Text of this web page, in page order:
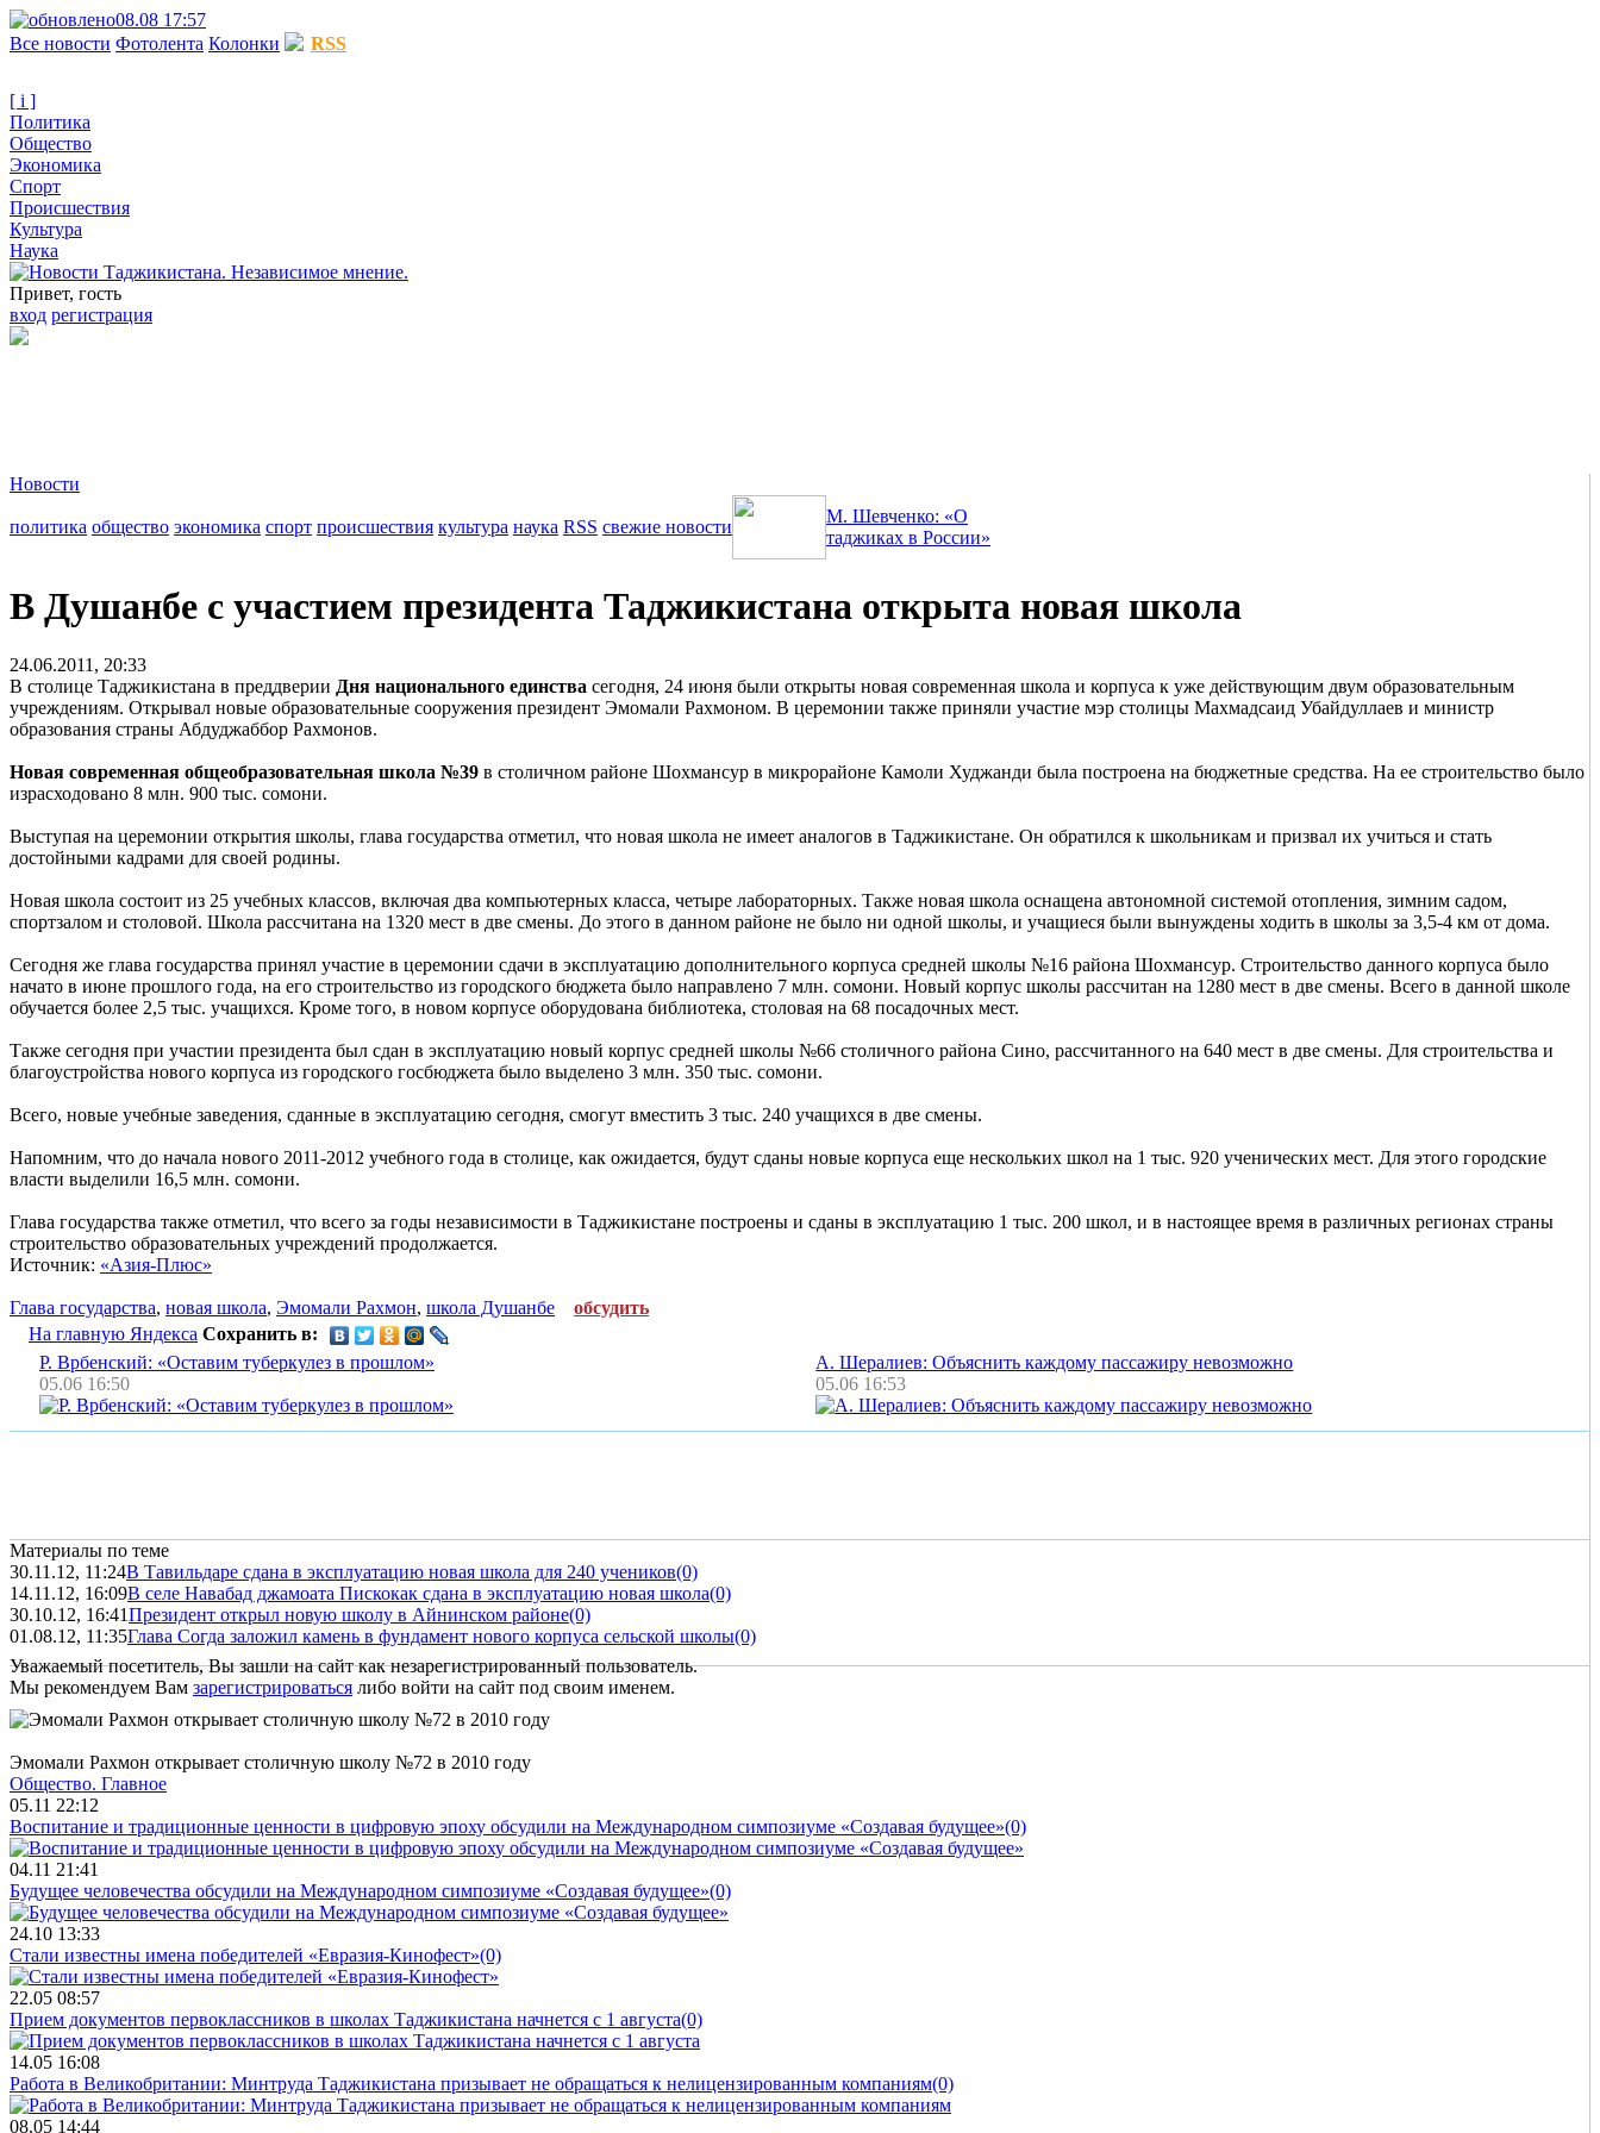
08.08 17:57
Все новости Фотолента Колонки RSS
[ i ]
Политика
Общество
Экономика
Спорт
Происшествия
Культура
Наука
Привет, гость
вход регистрация
Новости
политика общество экономика спорт происшествия культура наука RSS свежие новости
М. Шевченко: «О
таджиках в России»
В Душанбе с участием президента Таджикистана открыта новая школа
24.06.2011, 20:33
В столице Таджикистана в преддверии Дня национального единства сегодня, 24 июня были открыты новая современная школа и корпуса к уже действующим двум образовательным
учреждениям. Открывал новые образовательные сооружения президент Эмомали Рахмоном. В церемонии также приняли участие мэр столицы Махмадсаид Убайдуллаев и министр
образования страны Абдуджаббор Рахмонов.
Новая современная общеобразовательная школа №39 в столичном районе Шохмансур в микрорайоне Камоли Худжанди была построена на бюджетные средства. На ее строительство было
израсходовано 8 млн. 900 тыс. сомони.
Выступая на церемонии открытия школы, глава государства отметил, что новая школа не имеет аналогов в Таджикистане. Он обратился к школьникам и призвал их учиться и стать
достойными кадрами для своей родины.
Новая школа состоит из 25 учебных классов, включая два компьютерных класса, четыре лабораторных. Также новая школа оснащена автономной системой отопления, зимним садом,
спортзалом и столовой. Школа рассчитана на 1320 мест в две смены. До этого в данном районе не было ни одной школы, и учащиеся были вынуждены ходить в школы за 3,5-4 км от дома.
Сегодня же глава государства принял участие в церемонии сдачи в эксплуатацию дополнительного корпуса средней школы №16 района Шохмансур. Строительство данного корпуса было
начато в июне прошлого года, на его строительство из городского бюджета было направлено 7 млн. сомони. Новый корпус школы рассчитан на 1280 мест в две смены. Всего в данной школе
обучается более 2,5 тыс. учащихся. Кроме того, в новом корпусе оборудована библиотека, столовая на 68 посадочных мест.
Также сегодня при участии президента был сдан в эксплуатацию новый корпус средней школы №66 столичного района Сино, рассчитанного на 640 мест в две смены. Для строительства и
благоустройства нового корпуса из городского госбюджета было выделено 3 млн. 350 тыс. сомони.
Всего, новые учебные заведения, сданные в эксплуатацию сегодня, смогут вместить 3 тыс. 240 учащихся в две смены.
Напомним, что до начала нового 2011-2012 учебного года в столице, как ожидается, будут сданы новые корпуса еще нескольких школ на 1 тыс. 920 ученических мест. Для этого городские
власти выделили 16,5 млн. сомони.
Глава государства также отметил, что всего за годы независимости в Таджикистане построены и сданы в эксплуатацию 1 тыс. 200 школ, и в настоящее время в различных регионах страны
строительство образовательных учреждений продолжается.
Источник: «Азия-Плюс»
Глава государства, новая школа, Эмомали Рахмон, школа Душанбе
обсудить
На главную Яндекса Сохранить в:
Р. Врбенский: «Оставим туберкулез в прошлом»
05.06 16:50
А. Шералиев: Объяснить каждому пассажиру невозможно
05.06 16:53
Материалы по теме
30.11.12, 11:24В Тавильдаре сдана в эксплуатацию новая школа для 240 учеников(0)
14.11.12, 16:09В селе Навабад джамоата Пискокак сдана в эксплуатацию новая школа(0)
30.10.12, 16:41Президент открыл новую школу в Айнинском районе(0)
01.08.12, 11:35Глава Согда заложил камень в фундамент нового корпуса сельской школы(0)
Уважаемый посетитель, Вы зашли на сайт как незарегистрированный пользователь.
Мы рекомендуем Вам зарегистрироваться либо войти на сайт под своим именем.
Эмомали Рахмон открывает столичную школу №72 в 2010 году
Общество. Главное
05.11 22:12
Воспитание и традиционные ценности в цифровую эпоху обсудили на Международном симпозиуме «Создавая будущее»(0)
04.11 21:41
Будущее человечества обсудили на Международном симпозиуме «Создавая будущее»(0)
24.10 13:33
Стали известны имена победителей «Евразия-Кинофест»(0)
22.05 08:57
Прием документов первоклассников в школах Таджикистана начнется с 1 августа(0)
14.05 16:08
Работа в Великобритании: Минтруда Таджикистана призывает не обращаться к нелицензированным компаниям(0)
08.05 14:44